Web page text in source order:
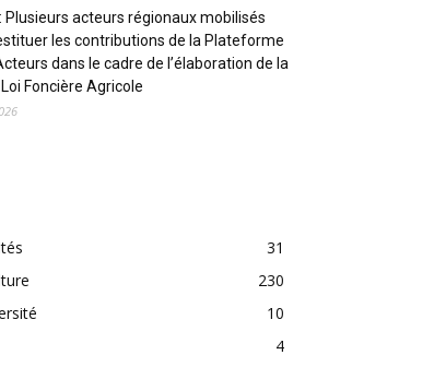
Plusieurs acteurs régionaux mobilisés
les contributions de la Plateforme
dans le cadre de l’élaboration de la
Foncière Agricole
31
230
10
4